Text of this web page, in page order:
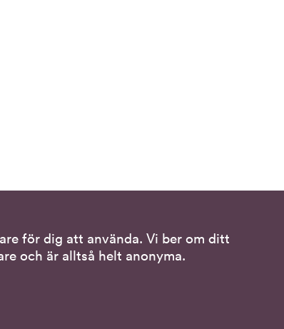
för dig att använda. Vi ber om ditt
och är alltså helt anonyma.
Följ oss